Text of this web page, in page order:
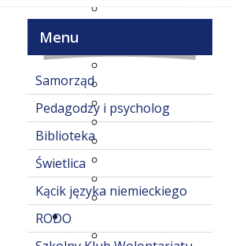
Menu
Samorząd
Pedagodzy i psycholog
Biblioteka
Świetlica
Kącik języka niemieckiego
RODO